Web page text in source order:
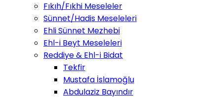
Fıkıh/Fıkhi Meseleler
Sünnet/Hadis Meseleleri
Ehli Sünnet Mezhebi
Ehl-i Beyt Meseleleri
Reddiye & Ehl-i Bidat
Tekfir
Mustafa İslamoğlu
Abdulaziz Bayındır